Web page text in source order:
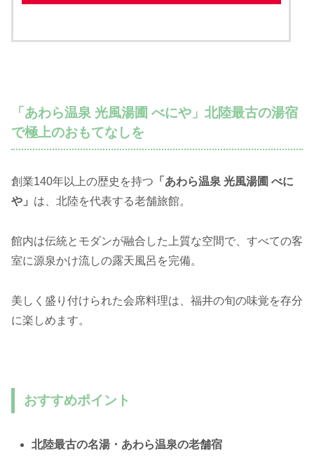
「あわら温泉 光風湯圃 べにや」北陸最古の湯宿
で極上のおもてなしを
創業140年以上の歴史を持つ 「あわら温泉 光風湯圃 べに
や」 は、北陸を代表する老舗旅館。
館内は伝統とモダンが融合した上質な空間で、すべての客
室に源泉かけ流しの露天風呂を完備。
美しく盛り付けられた会席料理は、福井の旬の味覚を存分
に楽しめます。
おすすめポイント
北陸最古の名湯・あわら温泉の老舗宿